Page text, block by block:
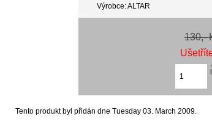
Výrobce: ALTAR
130,-
Tento produkt byl přidán dne Tuesday 03. March 2009.